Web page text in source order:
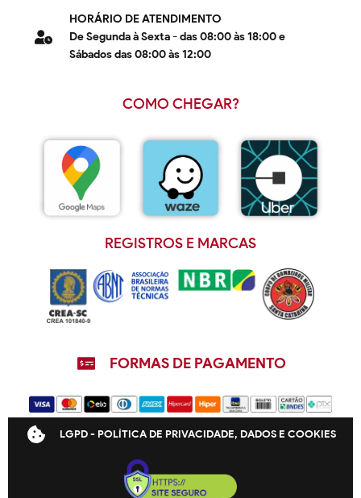
HORÁRIO DE ATENDIMENTO
De Segunda à Sexta - das 08:00 às 18:00 e
Sábados das 08:00 às 12:00
COMO CHEGAR?
REGISTROS E MARCAS
FORMAS DE PAGAMENTO
LGPD - POLÍTICA DE PRIVACIDADE, DADOS E COOKIES